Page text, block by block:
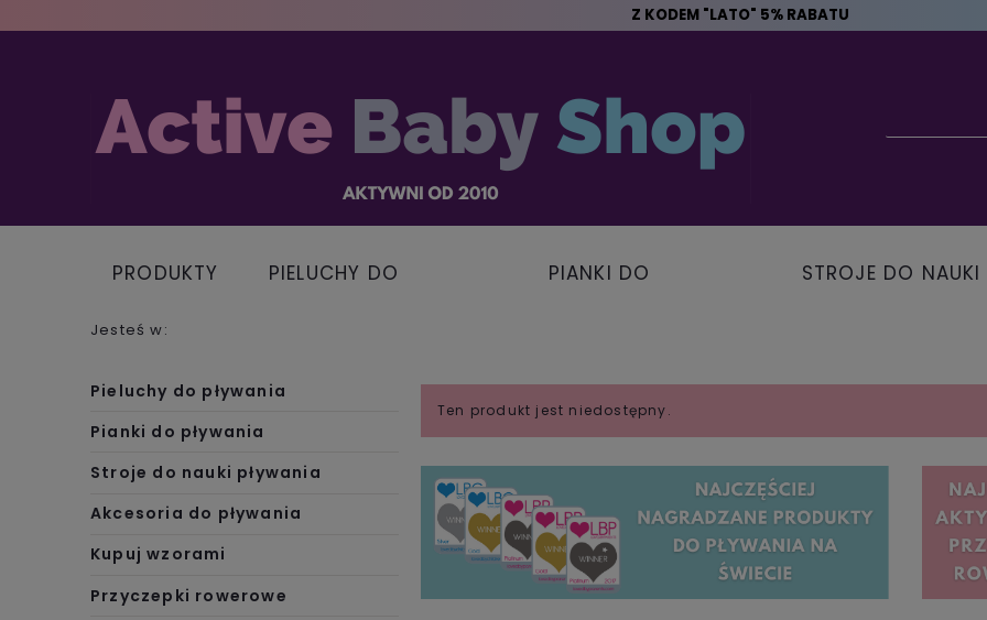
Z KODEM "LATO" 5% RABATU
PRODUKTY
PIELUCHY DO
PIANKI DO
STROJE DO NAUKI
Jesteś w:
Pieluchy do pływania
Pianki do pływania
Stroje do nauki pływania
Akcesoria do pływania
Kupuj wzorami
Przyczepki rowerowe
Ten produkt jest niedostępny.